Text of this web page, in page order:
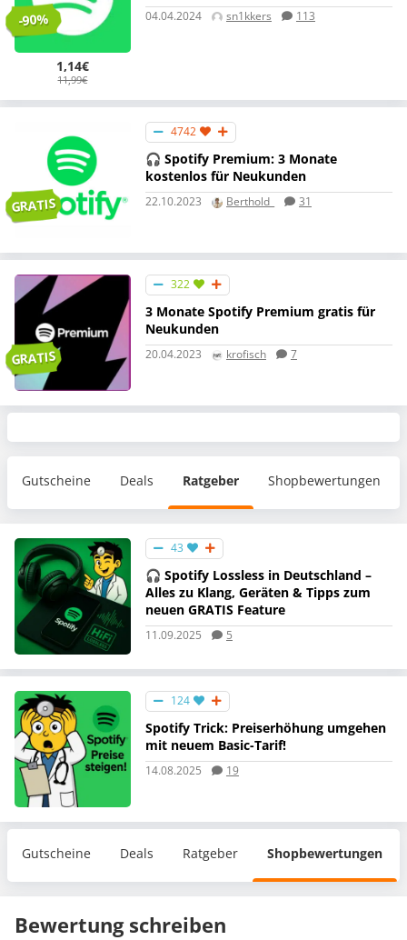
-90%
1,14€
11,99€
04.04.2024 sn1kkers 113
GRATIS
4742
🎧 Spotify Premium: 3 Monate
kostenlos für Neukunden
22.10.2023 Berthold_ 31
GRATIS
322
3 Monate Spotify Premium gratis für
Neukunden
20.04.2023 krofisch 7
Gutscheine Deals Ratgeber Shopbewertungen
43
🎧 Spotify Lossless in Deutschland –
Alles zu Klang, Geräten & Tipps zum
neuen GRATIS Feature
11.09.2025 5
124
Spotify Trick: Preiserhöhung umgehen
mit neuem Basic-Tarif!
14.08.2025 19
Gutscheine Deals Ratgeber Shopbewertungen
Bewertung schreiben